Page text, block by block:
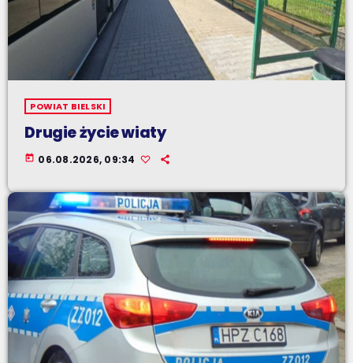
POWIAT BIELSKI
Drugie życie wiaty
today 06.08.2026, 09:34